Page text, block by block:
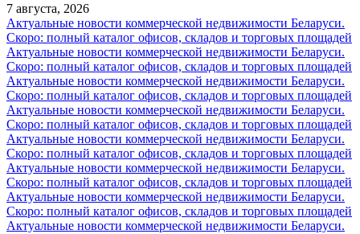
7 августа, 2026
Актуальные новости коммерческой недвижимости Беларуси.
Скоро: полный каталог офисов, складов и торговых площадей
Актуальные новости коммерческой недвижимости Беларуси.
Скоро: полный каталог офисов, складов и торговых площадей
Актуальные новости коммерческой недвижимости Беларуси.
Скоро: полный каталог офисов, складов и торговых площадей
Актуальные новости коммерческой недвижимости Беларуси.
Скоро: полный каталог офисов, складов и торговых площадей
Актуальные новости коммерческой недвижимости Беларуси.
Скоро: полный каталог офисов, складов и торговых площадей
Актуальные новости коммерческой недвижимости Беларуси.
Скоро: полный каталог офисов, складов и торговых площадей
Актуальные новости коммерческой недвижимости Беларуси.
Скоро: полный каталог офисов, складов и торговых площадей
Актуальные новости коммерческой недвижимости Беларуси.